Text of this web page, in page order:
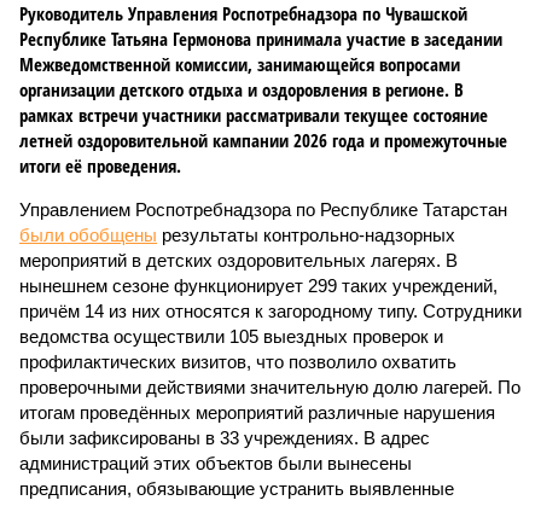
Руководитель Управления Роспотребнадзора по Чувашской
Республике Татьяна Гермонова принимала участие в заседании
Межведомственной комиссии, занимающейся вопросами
организации детского отдыха и оздоровления в регионе. В
рамках встречи участники рассматривали текущее состояние
летней оздоровительной кампании 2026 года и промежуточные
итоги её проведения.
Управлением Роспотребнадзора по Республике Татарстан
были обобщены результаты контрольно-надзорных
мероприятий в детских оздоровительных лагерях. В
нынешнем сезоне функционирует 299 таких учреждений,
причём 14 из них относятся к загородному типу. Сотрудники
ведомства осуществили 105 выездных проверок и
профилактических визитов, что позволило охватить
проверочными действиями значительную долю лагерей. По
итогам проведённых мероприятий различные нарушения
были зафиксированы в 33 учреждениях. В адрес
администраций этих объектов были вынесены
предписания, обязывающие устранить выявленные